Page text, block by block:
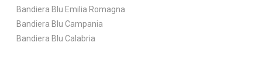
Bandiera Blu Emilia Romagna
Bandiera Blu Campania
Bandiera Blu Calabria